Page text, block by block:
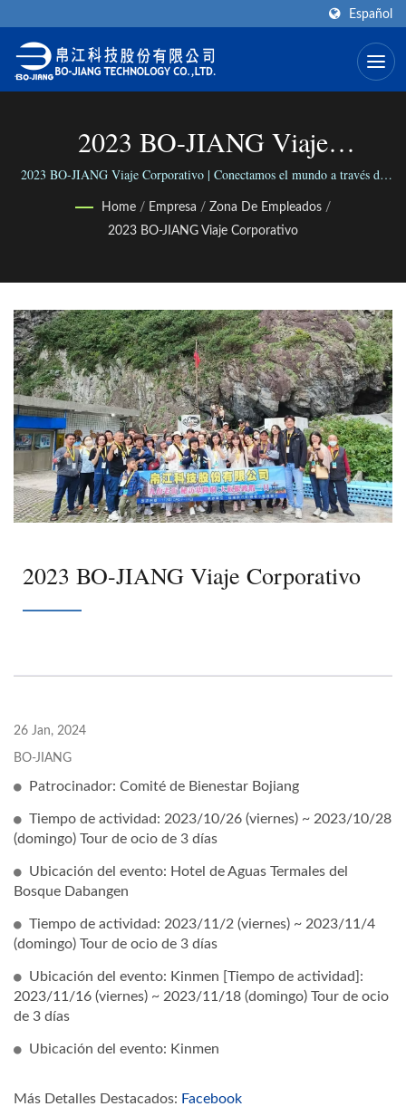
Español
2023 BO-JIANG Viaje
Corporativo | Fabricante De
Conectores Coaxiales
2023 BO-JIANG Viaje Corporativo | Conectamos el mundo a través de
nuestro negocio confiable.
Home / Empresa / Zona De Empleados /
2023 BO-JIANG Viaje Corporativo
2023 BO-JIANG Viaje Corporativo
26 Jan, 2024
BO-JIANG
Patrocinador: Comité de Bienestar Bojiang
Tiempo de actividad: 2023/10/26 (viernes) ~ 2023/10/28
(domingo) Tour de ocio de 3 días
Ubicación del evento: Hotel de Aguas Termales del
Bosque Dabangen
Tiempo de actividad: 2023/11/2 (viernes) ~ 2023/11/4
(domingo) Tour de ocio de 3 días
Ubicación del evento: Kinmen [Tiempo de actividad]:
2023/11/16 (viernes) ~ 2023/11/18 (domingo) Tour de ocio
de 3 días
Ubicación del evento: Kinmen
Más Detalles Destacados: Facebook